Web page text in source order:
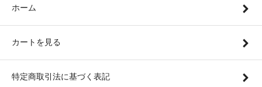
ホーム
カートを見る
特定商取引法に基づく表記